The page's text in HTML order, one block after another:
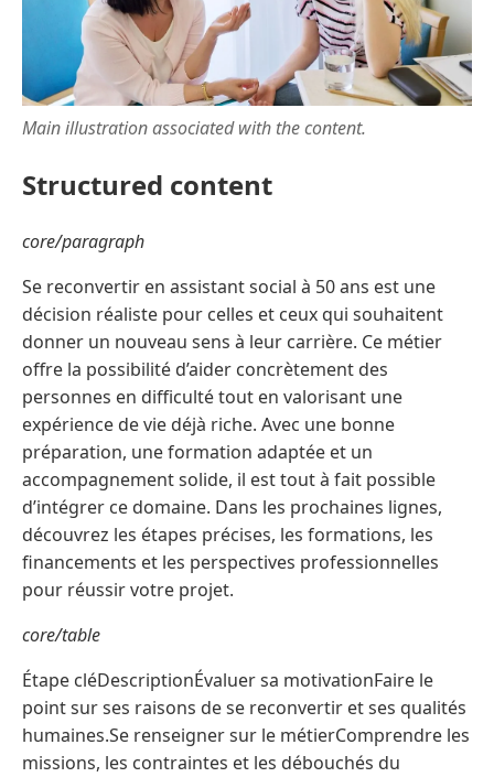
Main illustration associated with the content.
Structured content
core/paragraph
Se reconvertir en assistant social à 50 ans est une
décision réaliste pour celles et ceux qui souhaitent
donner un nouveau sens à leur carrière. Ce métier
offre la possibilité d’aider concrètement des
personnes en difficulté tout en valorisant une
expérience de vie déjà riche. Avec une bonne
préparation, une formation adaptée et un
accompagnement solide, il est tout à fait possible
d’intégrer ce domaine. Dans les prochaines lignes,
découvrez les étapes précises, les formations, les
financements et les perspectives professionnelles
pour réussir votre projet.
core/table
Étape cléDescriptionÉvaluer sa motivationFaire le
point sur ses raisons de se reconvertir et ses qualités
humaines.Se renseigner sur le métierComprendre les
missions, les contraintes et les débouchés du